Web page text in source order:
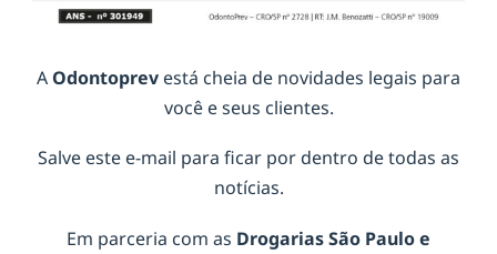
A Odontoprev está cheia de novidades legais para
você e seus clientes.
Salve este e-mail para ficar por dentro de todas as
notícias.
Em parceria com as Drogarias São Paulo e